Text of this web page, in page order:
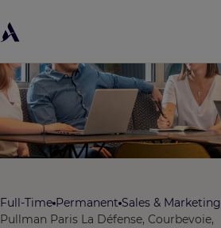
Full-Time Permanent Sales & Marketing
Pullman Paris La Défense, Courbevoie,